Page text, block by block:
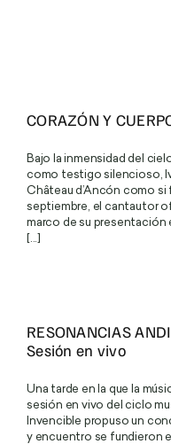
La Casa
Vivir el Château
Gastronomía
Polo d’Ancón
CORAZÓN Y
Bajo la inmensidad del
como testigo silencioso,
Château d’Ancón como si
septiembre, el cantautor
marco de su presentación
[...]
RESONANCIAS
Sesión en vivo
Una tarde en la que la
sesión en vivo del ciclo
Invencible propuso un
y encuentro se fundieron